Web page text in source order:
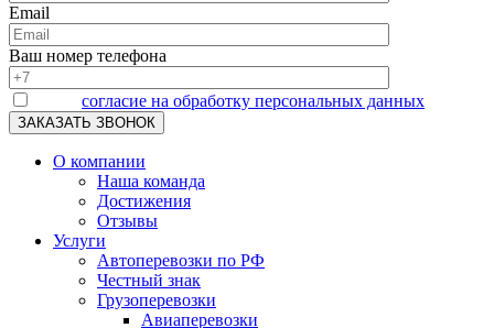
Email
Ваш номер телефона
согласие на обработку персональных данных
О компании
Наша команда
Достижения
Отзывы
Услуги
Автоперевозки по РФ
Честный знак
Грузоперевозки
Авиаперевозки